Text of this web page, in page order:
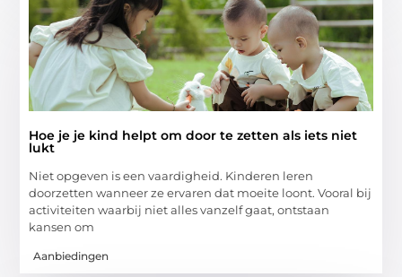
Hoe je je kind helpt om door te zetten als iets niet
lukt
Niet opgeven is een vaardigheid. Kinderen leren
doorzetten wanneer ze ervaren dat moeite loont. Vooral bij
activiteiten waarbij niet alles vanzelf gaat, ontstaan
kansen om
Aanbiedingen